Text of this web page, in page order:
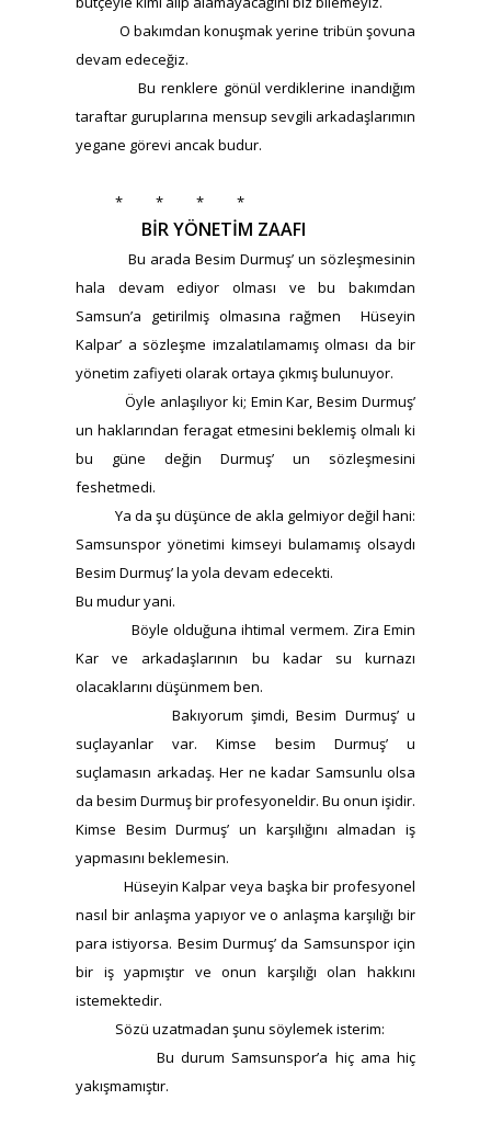
O bakımdan konuşmak yerine tribün şovuna
devam edeceğiz.
Bu renklere gönül verdiklerine inandığım
taraftar guruplarına mensup sevgili arkadaşlarımın
yegane görevi ancak budur.
* * * *
BİR YÖNETİM ZAAFI
Bu arada Besim Durmuş’ un sözleşmesinin
hala devam ediyor olması ve bu bakımdan
Samsun’a getirilmiş olmasına rağmen Hüseyin
Kalpar’ a sözleşme imzalatılamamış olması da bir
yönetim zafiyeti olarak ortaya çıkmış bulunuyor.
Öyle anlaşılıyor ki; Emin Kar, Besim Durmuş’
un haklarından feragat etmesini beklemiş olmalı ki
bu güne değin Durmuş’ un sözleşmesini
feshetmedi.
Ya da şu düşünce de akla gelmiyor değil hani:
Samsunspor yönetimi kimseyi bulamamış olsaydı
Besim Durmuş’ la yola devam edecekti.
Bu mudur yani.
Böyle olduğuna ihtimal vermem. Zira Emin
Kar ve arkadaşlarının bu kadar su kurnazı
olacaklarını düşünmem ben.
Bakıyorum şimdi, Besim Durmuş’ u
suçlayanlar var. Kimse besim Durmuş’ u
suçlamasın arkadaş. Her ne kadar Samsunlu olsa
da besim Durmuş bir profesyoneldir. Bu onun işidir.
Kimse Besim Durmuş’ un karşılığını almadan iş
yapmasını beklemesin.
Hüseyin Kalpar veya başka bir profesyonel
nasıl bir anlaşma yapıyor ve o anlaşma karşılığı bir
para istiyorsa. Besim Durmuş’ da Samsunspor için
bir iş yapmıştır ve onun karşılığı olan hakkını
istemektedir.
Sözü uzatmadan şunu söylemek isterim:
Bu durum Samsunspor’a hiç ama hiç
yakışmamıştır.